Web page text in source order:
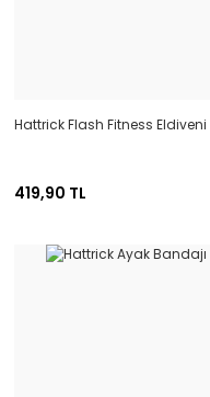
Hattrick Flash Fitness Eldiveni
419,90 TL